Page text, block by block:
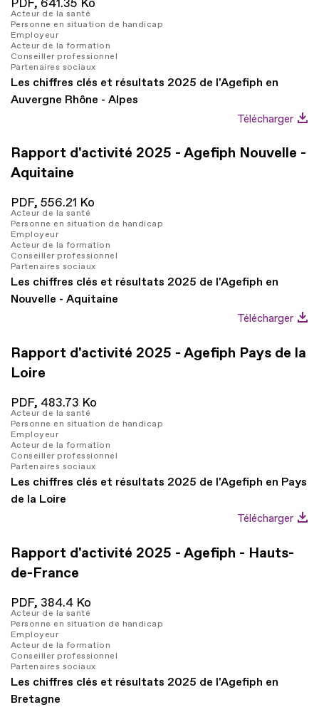
Acteur de la santé
Personne en situation de handicap
Employeur
Acteur de la formation
Conseiller professionnel
Partenaires sociaux
Les chiffres clés et résultats 2025 de l'Agefiph en
Auvergne Rhône - Alpes
Télécharger
Rapport d'activité 2025 - Agefiph Nouvelle -
Aquitaine
PDF, 556.21 Ko
Acteur de la santé
Personne en situation de handicap
Employeur
Acteur de la formation
Conseiller professionnel
Partenaires sociaux
Les chiffres clés et résultats 2025 de l'Agefiph en
Nouvelle - Aquitaine
Télécharger
Rapport d'activité 2025 - Agefiph Pays de la
Loire
PDF, 483.73 Ko
Acteur de la santé
Personne en situation de handicap
Employeur
Acteur de la formation
Conseiller professionnel
Partenaires sociaux
Les chiffres clés et résultats 2025 de l'Agefiph en Pays
de la Loire
Télécharger
Rapport d'activité 2025 - Agefiph - Hauts-
de-France
PDF, 384.4 Ko
Acteur de la santé
Personne en situation de handicap
Employeur
Acteur de la formation
Conseiller professionnel
Partenaires sociaux
Les chiffres clés et résultats 2025 de l'Agefiph en
Bretagne